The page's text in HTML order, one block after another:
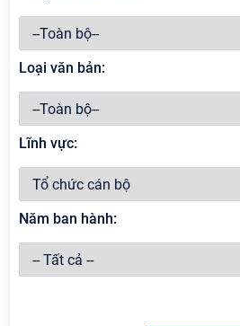
Loại văn bản:
Lĩnh vực:
Năm ban hành: